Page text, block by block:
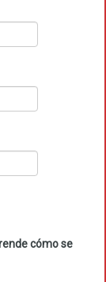
cómo se